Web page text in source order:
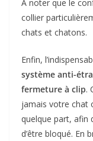
À noter que le
collier
chats et chatons.
Enfin,
système anti-
fermeture à clip.
jamais votre chat
quelque part, afin
d’être bloqué. En